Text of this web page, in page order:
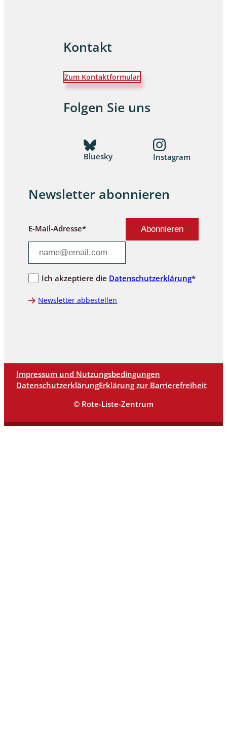
Kontakt
Zum Kontaktformular
Folgen Sie uns
Bluesky Instagram
Newsletter abonnieren
E-Mail-Adresse*
Ich akzeptiere die Datenschutzerklärung*
Newsletter abbestellen
Impressum und Nutzungsbedingungen
DatenschutzerklärungErklärung zur Barrierefreiheit
© Rote-Liste-Zentrum